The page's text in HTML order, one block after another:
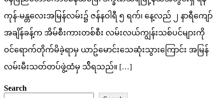
ကုန်-မန္တလေးအမြန်လမ်း၌ ဇန်နဝါရီ ၅ ရက်၊ နေ့လည် ၂ နာရီကျော်
အချိန်ခန့်က အိမ်စီးကားတစ်စီး လမ်းလယ်ကျွန်းသစ်ပင်များကို
ဝင်ရောက်တိုက်မိခဲ့ရာမှ ယာဥ်မောင်းသေဆုံးသွားကြောင်း အမြန်
လမ်းမီးသတ်တပ်ဖွဲ့ထံမှ သ်ိရသည်။ […]
Search